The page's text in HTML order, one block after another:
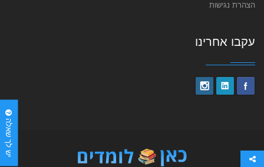
יש לך שאלה
הצהרת נגישות
עקבו אחרינו